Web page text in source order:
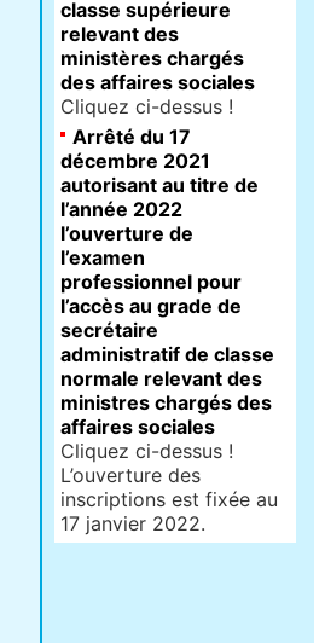
classe supérieure
relevant des
ministères chargés
des affaires sociales
Cliquez ci-dessus !
Arrêté du 17
décembre 2021
autorisant au titre de
l’année 2022
l’ouverture de
l’examen
professionnel pour
l’accès au grade de
secrétaire
administratif de classe
normale relevant des
ministres chargés des
affaires sociales
Cliquez ci-dessus !
L’ouverture des
inscriptions est fixée au
17 janvier 2022.